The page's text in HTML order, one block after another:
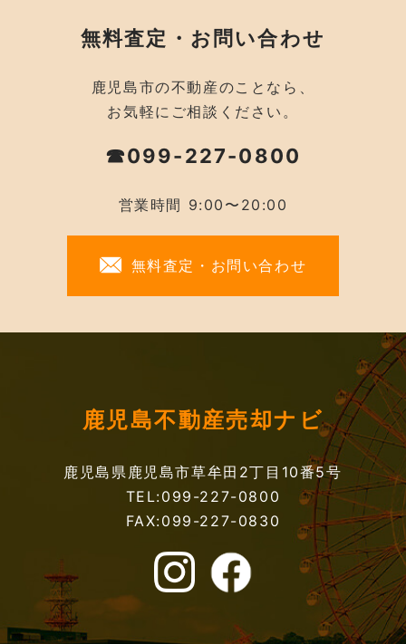
無料査定・お問い合わせ
鹿児島市の不動産のことなら、
お気軽にご相談ください。
☎099-227-0800
営業時間 9:00〜20:00
無料査定・お問い合わせ
鹿児島不動産売却ナビ
鹿児島県鹿児島市草牟田2丁目10番5号
TEL:099-227-0800
FAX:099-227-0830